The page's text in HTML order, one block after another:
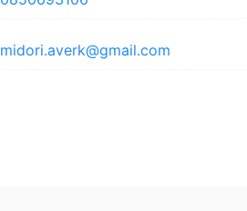
midori.averk@gmail.com